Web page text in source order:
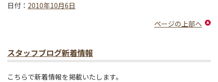
日付： 2010年10月6日
ページの上部へ
スタッフブログ新着情報
こちらで新着情報を掲載いたします。